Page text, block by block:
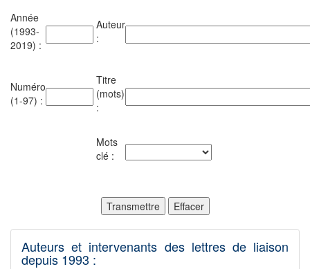
Année
(1993-
2019) :
Auteur
:
Numéro
(1-97) :
Titre
(mots)
:
Mots
clé :
Auteurs et intervenants des lettres de liaison
depuis 1993 :